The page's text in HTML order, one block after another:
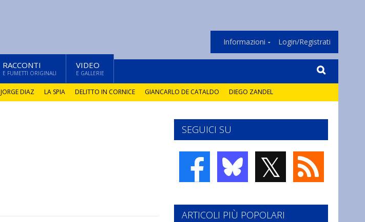
Informazioni Login/Registrati
RACCONTI
E FUMETTI ORIGINALI
VIDEO
E GALLERIE
JORGE DIAZ LA SPIA DELITTO IN CORNICE GIANCARLO DE CATALDO DIEGO ZANDEL
SEGUICI SU
𝕏
ARTICOLI PIÙ POPOLARI